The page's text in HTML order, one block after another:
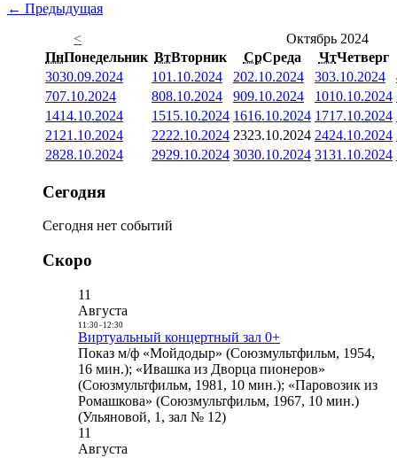
← Предыдущая
<
Октябрь 2024
ПнПонедельник ВтВторник СрСреда ЧтЧетверг
3030.09.2024 101.10.2024 202.10.2024 303.10.2024
707.10.2024 808.10.2024 909.10.2024 1010.10.2024
1414.10.2024 1515.10.2024 1616.10.2024 1717.10.2024
21 21.10.2024 2222.10.2024 2323.10.2024 2424.10.2024
2828.10.2024 2929.10.2024 3030.10.2024 3131.10.2024
Сегодня
Сегодня нет событий
Скоро
11
Августа
11:30- 12:30
Виртуальный концертный зал 0+
Показ м/ф «Мойдодыр» (Союзмультфильм, 1954,
16 мин.); «Ивашка из Дворца пионеров»
(Союзмультфильм, 1981, 10 мин.); «Паровозик из
Ромашкова» (Союзмультфильм, 1967, 10 мин.)
(Ульяновой, 1, зал № 12)
11
Августа